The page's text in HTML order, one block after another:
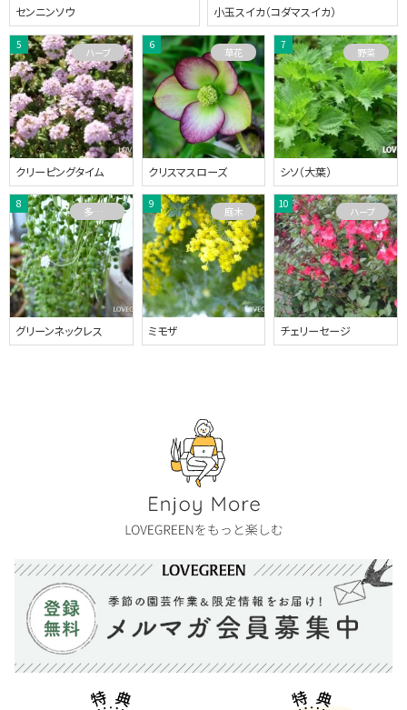
センニンソウ 小玉スイカ（コダマスイカ）
クリーピングタイム
ハーブ
クリスマスローズ
草花
シソ（大葉）
野菜
グリーンネックレス
多肉植物
ミモザ
庭木
チェリーセージ
ハーブ